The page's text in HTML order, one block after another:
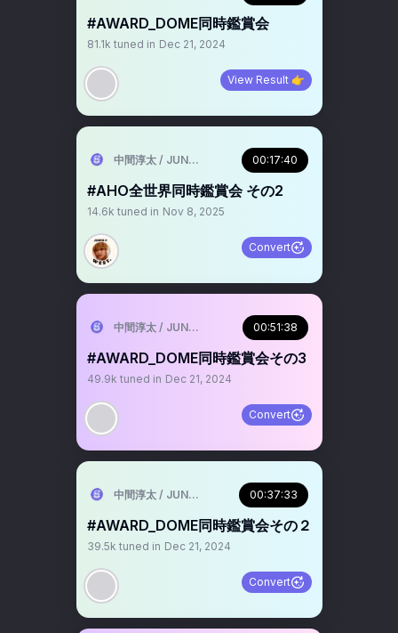
#AWARD_DOME同時鑑賞会
81.1k tuned in Dec 21, 2024
View Result 👉
中間淳太 / JUNTA NAKAMA00:17:40
#AHO全世界同時鑑賞会 その2
14.6k tuned in Nov 8, 2025
Convert
中間淳太 / JUNTA NAKAMA00:51:38
#AWARD_DOME同時鑑賞会その3
49.9k tuned in Dec 21, 2024
Convert
中間淳太 / JUNTA NAKAMA00:37:33
#AWARD_DOME同時鑑賞会その２
39.5k tuned in Dec 21, 2024
Convert